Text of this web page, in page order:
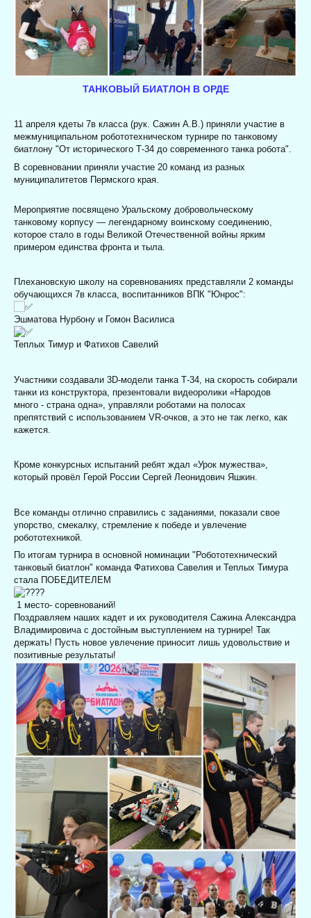
ТАНКОВЫЙ БИАТЛОН В ОРДЕ
11 апреля кдеты 7в класса (рук. Сажин А.В.) приняли участие в
межмуниципальном робототехническом турнире по танковому
биатлону "От исторического Т-34 до современного танка робота".
В соревновании приняли участие 20 команд из разных
муниципалитетов Пермского края.
Мероприятие посвящено Уральскому добровольческому
танковому корпусу — легендарному воинскому соединению,
которое стало в годы Великой Отечественной войны ярким
примером единства фронта и тыла.
Плехановскую школу на соревнованиях представляли 2 команды
обучающихся 7в класса, воспитанников ВПК "Юнрос":
Эшматова Нурбону и Гомон Василиса
Теплых Тимур и Фатихов Савелий
Участники создавали 3D-модели танка Т-34, на скорость собирали
танки из конструктора, презентовали видеоролики «Народов
много - страна одна», управляли роботами на полосах
препятствий с использованием VR-очков, а это не так легко, как
кажется.
Кроме конкурсных испытаний ребят ждал «Урок мужества»,
который провёл Герой России Сергей Леонидович Яшкин.
Все команды отлично справились с заданиями, показали свое
упорство, смекалку, стремление к победе и увлечение
робототехникой.
По итогам турнира в основной номинации "Робототехнический
танковый биатлон" команда Фатихова Савелия и Теплых Тимура
стала ПОБЕДИТЕЛЕМ
1 место- соревнований!
Поздравляем наших кадет и их руководителя Сажина Александра
Владимировича с достойным выступлением на турнире! Так
держать! Пусть новое увлечение приносит лишь удовольствие и
позитивные результаты!